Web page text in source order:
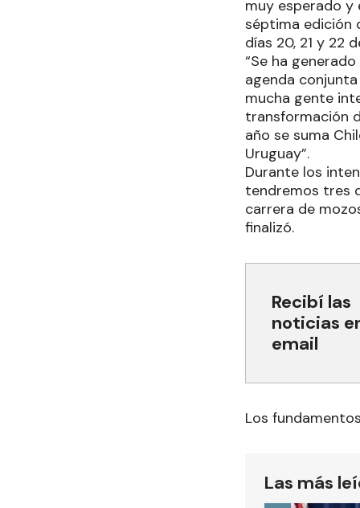
muy esperado y
séptima edición
días 20, 21 y 22
“Se ha
agenda
mucha gente
transformación
año se suma
Uruguay”.
Durante los
tendremos tres
carrera de
finalizó.
Recibí las
noticias
email
Los
Las más